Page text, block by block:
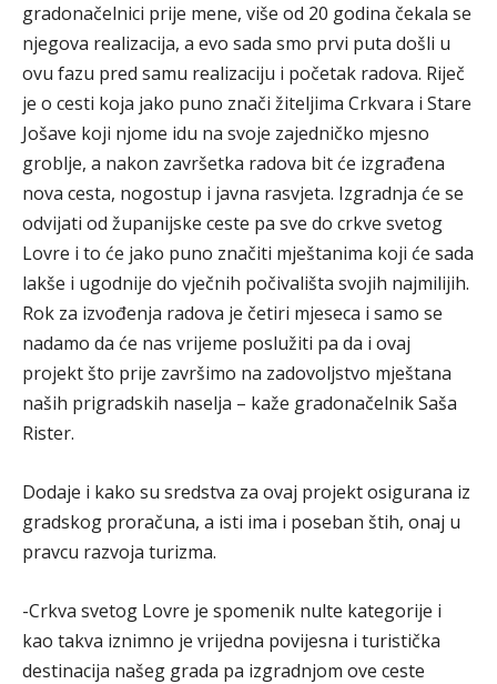
gradonačelnici prije mene, više od 20 godina čekala se
njegova realizacija, a evo sada smo prvi puta došli u
ovu fazu pred samu realizaciju i početak radova. Riječ
je o cesti koja jako puno znači žiteljima Crkvara i Stare
Jošave koji njome idu na svoje zajedničko mjesno
groblje, a nakon završetka radova bit će izgrađena
nova cesta, nogostup i javna rasvjeta. Izgradnja će se
odvijati od županijske ceste pa sve do crkve svetog
Lovre i to će jako puno značiti mještanima koji će sada
lakše i ugodnije do vječnih počivališta svojih najmilijih.
Rok za izvođenja radova je četiri mjeseca i samo se
nadamo da će nas vrijeme poslužiti pa da i ovaj
projekt što prije završimo na zadovoljstvo mještana
naših prigradskih naselja – kaže gradonačelnik Saša
Rister.
Dodaje i kako su sredstva za ovaj projekt osigurana iz
gradskog proračuna, a isti ima i poseban štih, onaj u
pravcu razvoja turizma.
-Crkva svetog Lovre je spomenik nulte kategorije i
kao takva iznimno je vrijedna povijesna i turistička
destinacija našeg grada pa izgradnjom ove ceste